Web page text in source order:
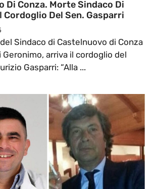
Di Conza. Morte Sindaco Di
Cordoglio Del Sen. Gasparri
Sindaco di Castelnuovo di Conza
Geronimo, arriva il cordoglio del
Gasparri: “Alla ...